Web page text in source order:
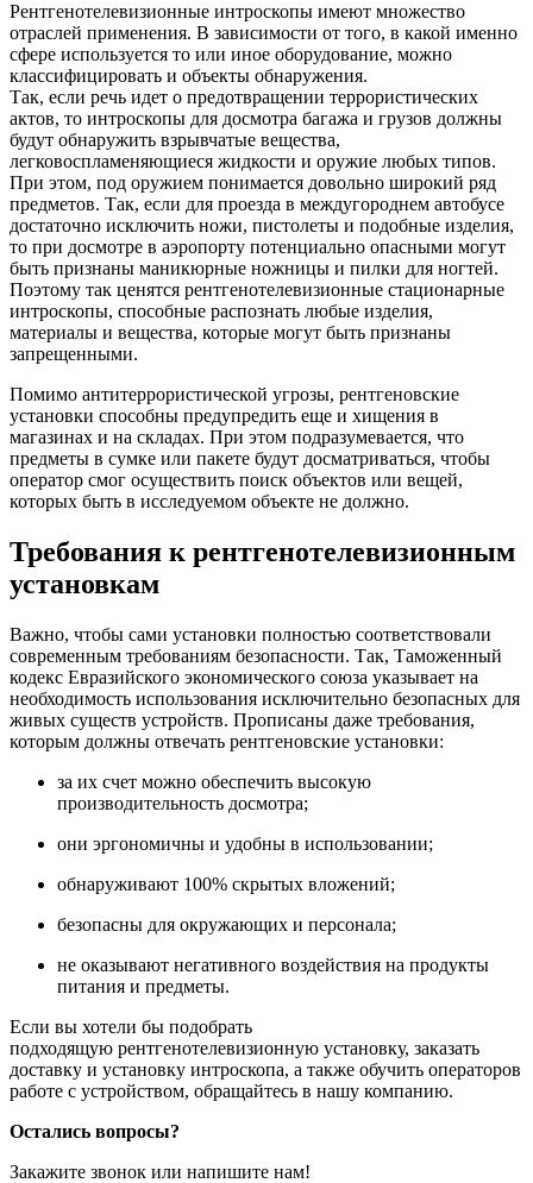
Рентгенотелевизионные интроскопы имеют множество
отраслей применения. В зависимости от того, в какой именно
сфере используется то или иное оборудование, можно
классифицировать и объекты обнаружения.
Так, если речь идет о предотвращении террористических
актов, то интроскопы для досмотра багажа и грузов должны
будут обнаружить взрывчатые вещества,
легковоспламеняющиеся жидкости и оружие любых типов.
При этом, под оружием понимается довольно широкий ряд
предметов. Так, если для проезда в междугороднем автобусе
достаточно исключить ножи, пистолеты и подобные изделия,
то при досмотре в аэропорту потенциально опасными могут
быть признаны маникюрные ножницы и пилки для ногтей.
Поэтому так ценятся рентгенотелевизионные стационарные
интроскопы, способные распознать любые изделия,
материалы и вещества, которые могут быть признаны
запрещенными.
Помимо антитеррористической угрозы, рентгеновские
установки способны предупредить еще и хищения в
магазинах и на складах. При этом подразумевается, что
предметы в сумке или пакете будут досматриваться, чтобы
оператор смог осуществить поиск объектов или вещей,
которых быть в исследуемом объекте не должно.
Требования к рентгенотелевизионным
установкам
Важно, чтобы сами установки полностью соответствовали
современным требованиям безопасности. Так, Таможенный
кодекс Евразийского экономического союза указывает на
необходимость использования исключительно безопасных для
живых существ устройств. Прописаны даже требования,
которым должны отвечать рентгеновские установки:
за их счет можно обеспечить высокую
производительность досмотра;
они эргономичны и удобны в использовании;
обнаруживают 100% скрытых вложений;
безопасны для окружающих и персонала;
не оказывают негативного воздействия на продукты
питания и предметы.
Если вы хотели бы подобрать
подходящую рентгенотелевизионную установку, заказать
доставку и установку интроскопа, а также обучить операторов
работе с устройством, обращайтесь в нашу компанию.
Остались вопросы?
Закажите звонок или напишите нам!